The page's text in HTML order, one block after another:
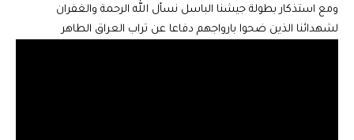
ومع استذكار بطولة جيشنا الباسل نسأل الله الرحمة والغفران
لشهدائنا الذين ضحوا بارواجهم دفاعا عن تراب العراق الطاهر